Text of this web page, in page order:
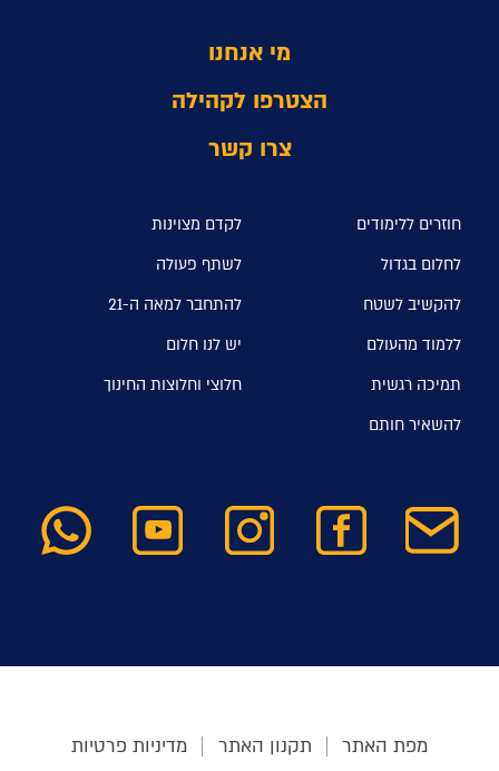
מי אנחנו
הצטרפו לקהילה
צרו קשר
חוזרים ללימודים
לקדם מצוינות
לחלום בגדול
לשתף פעולה
להקשיב לשטח
להתחבר למאה ה-21
ללמוד מהעולם
יש לנו חלום
תמיכה רגשית
חלוצי וחלוצות החינוך
להשאיר חותם
מפת האתר תקנון האתר מדיניות פרטיות